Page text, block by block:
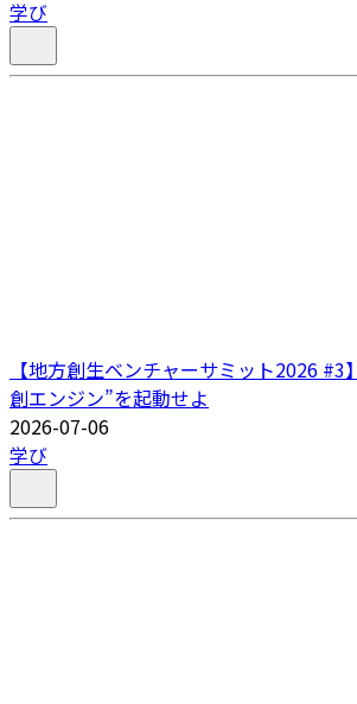
学び
【地方創生ベンチャーサミット2026 #3
創エンジン”を起動せよ
2026-07-06
学び